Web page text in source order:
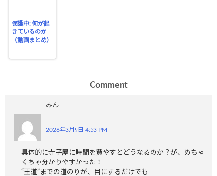
保護中: 何が起
きているのか
（動画まとめ）
Comment
みん
2026年3月9日 4:53 PM
具体的に寺子屋に時間を費やすとどうなるのか？が、めちゃ
くちゃ分かりやすかった！
“王道”までの道のりが、目にするだけでも